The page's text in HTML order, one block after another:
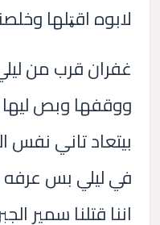
لابوه اقټلها
غفران قرب من
ووقفها وبص
بيتعاد تاني نفس
في ليلي بس عرفه
اننا قتلنا سمير